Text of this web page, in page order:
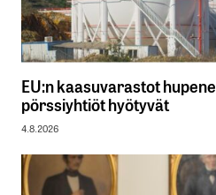
EU:n kaasuvarastot
pörssiyhtiöt hyötyvät
4.8.2026